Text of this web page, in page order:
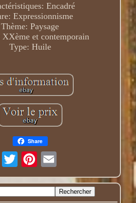
Encadré
Expressionnisme
Thème: Paysage
XXème et contemporain
Type: Huile
Share